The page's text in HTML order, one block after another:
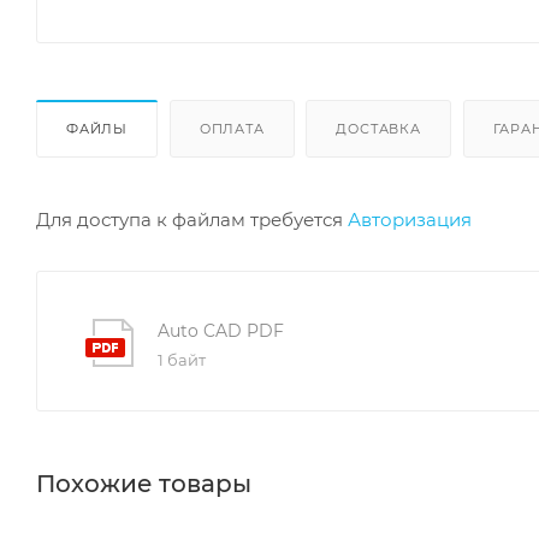
ФАЙЛЫ ОПЛАТА ДОСТАВКА
Для доступа к файлам требуется Авторизация
Auto CAD PDF
1 байт
Похожие товары